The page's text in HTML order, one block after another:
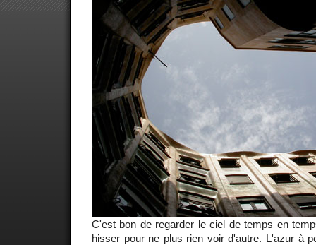
C'est bon de regarder le ciel de temps en
hisser pour ne plus rien voir d'autre. L'azur à